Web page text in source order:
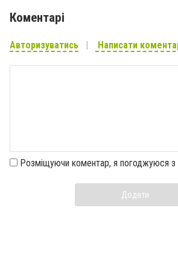
Коментарі
Авторизуватись Написати
Розміщуючи коментар, я погоджуюся з
Додати